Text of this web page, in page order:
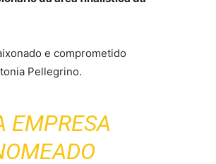
e comprometido
Pellegrino.
EMPRESA